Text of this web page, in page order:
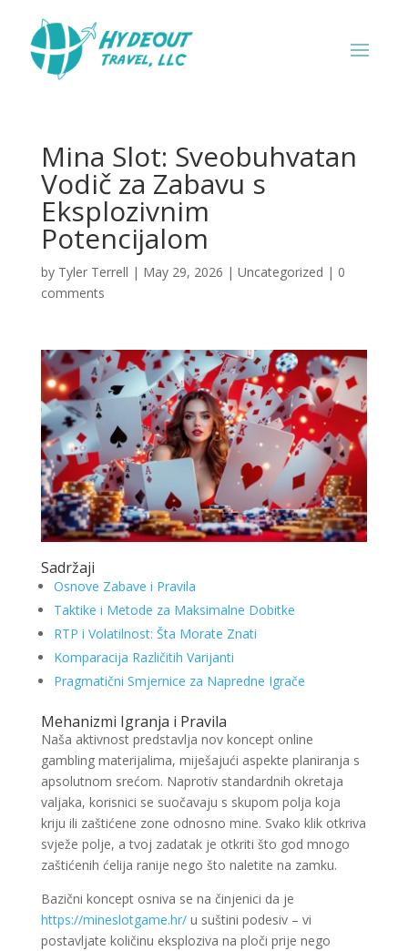
Mina Slot: Sveobuhvatan
Vodič za Zabavu s
Eksplozivnim
Potencijalom
by Tyler Terrell | May 29, 2026 | Uncategorized | 0
comments
Sadržaji
Osnove Zabave i Pravila
Taktike i Metode za Maksimalne Dobitke
RTP i Volatilnost: Šta Morate Znati
Komparacija Različitih Varijanti
Pragmatični Smjernice za Napredne Igrače
Mehanizmi Igranja i Pravila
Naša aktivnost predstavlja nov koncept online
gambling materijalima, miješajući aspekte planiranja s
apsolutnom srećom. Naprotiv standardnih okretaja
valjaka, korisnici se suočavaju s skupom polja koja
kriju ili zaštićene zone odnosno mine. Svako klik otkriva
svježe polje, a tvoj zadatak je otkriti što god mnogo
zaštićenih ćelija ranije nego što naletite na zamku.
Bazični koncept osniva se na činjenici da je
https://mineslotgame.hr/u suštini podesiv – vi
postavljate količinu eksploziva na ploči prije nego